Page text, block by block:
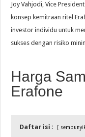
Joy Vahjodi, Vice
konsep kemitraan ritel
investor individu untuk
sukses dengan risiko
Harga
Erafone
Daftar isi :